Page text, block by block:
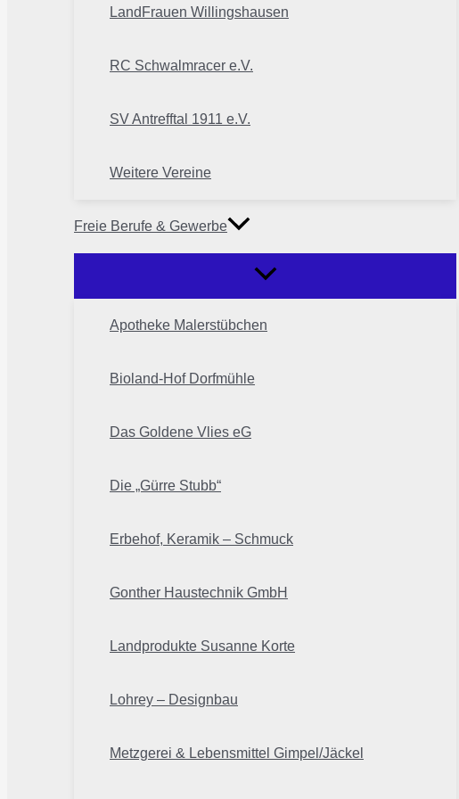
LandFrauen Willingshausen
RC Schwalmracer e.V.
SV Antrefftal 1911 e.V.
Weitere Vereine
Freie Berufe & Gewerbe
Apotheke Malerstübchen
Bioland-Hof Dorfmühle
Das Goldene Vlies eG
Die „Gürre Stubb“
Erbehof, Keramik – Schmuck
Gonther Haustechnik GmbH
Landprodukte Susanne Korte
Lohrey – Designbau
Metzgerei & Lebensmittel Gimpel/Jäckel